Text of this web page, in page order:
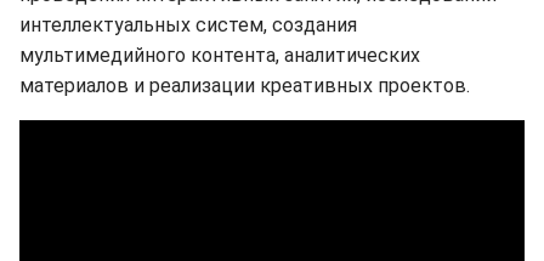
интеллектуальных систем, создания
мультимедийного контента, аналитических
материалов и реализации креативных проектов.